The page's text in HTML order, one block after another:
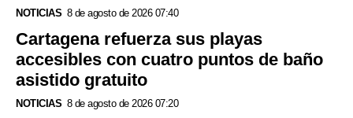
NOTICIAS 8 de agosto de 2026 07:40
Cartagena refuerza sus playas
accesibles con cuatro puntos de baño
asistido gratuito
NOTICIAS 8 de agosto de 2026 07:20